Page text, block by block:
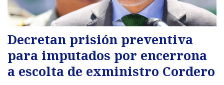
Decretan prisión preventiva
para imputados por encerrona
a escolta de exministro Cordero